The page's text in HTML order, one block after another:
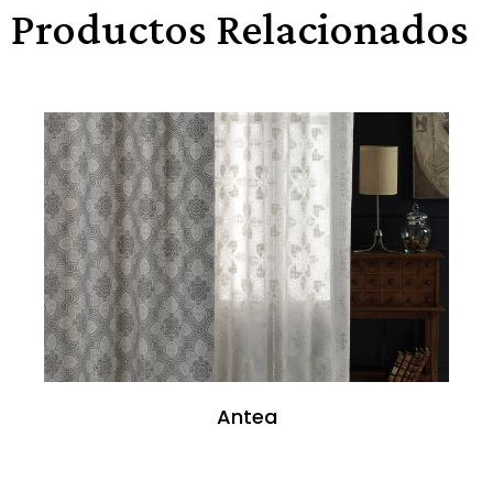
Productos Relacionados
Antea